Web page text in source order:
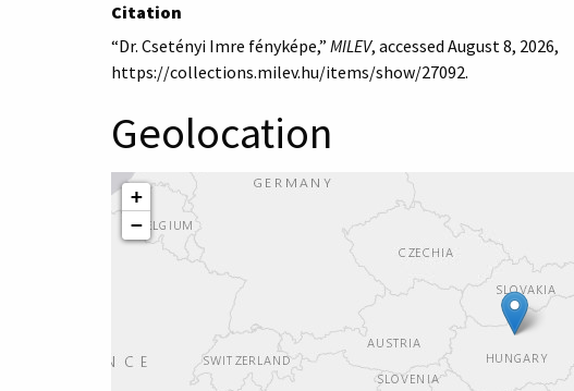
Citation
“Dr. Csetényi Imre fényképe,” MILEV, accessed August 8, 2026,
https://collections.milev.hu/items/show/27092.
Geolocation
+
−